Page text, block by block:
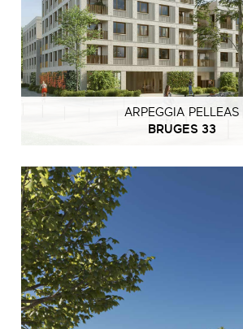
ARPEGGIA PELLEAS
BRUGES 33